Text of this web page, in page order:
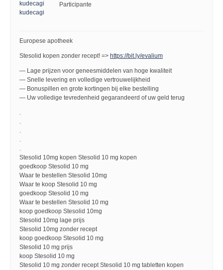
Participante
Europese apotheek
Stesolid kopen zonder recept! => https://bit.ly/evalium
— Lage prijzen voor geneesmiddelen van hoge kwaliteit
— Snelle levering en volledige vertrouwelijkheid
— Bonuspillen en grote kortingen bij elke bestelling
— Uw volledige tevredenheid gegarandeerd of uw geld terug
.
.
.
.
.
Stesolid 10mg kopen Stesolid 10 mg kopen
goedkoop Stesolid 10 mg
Waar te bestellen Stesolid 10mg
Waar te koop Stesolid 10 mg
goedkoop Stesolid 10 mg
Waar te bestellen Stesolid 10 mg
koop goedkoop Stesolid 10mg
Stesolid 10mg lage prijs
Stesolid 10mg zonder recept
koop goedkoop Stesolid 10 mg
Stesolid 10 mg prijs
koop Stesolid 10 mg
Stesolid 10 mg zonder recept Stesolid 10 mg tabletten kopen